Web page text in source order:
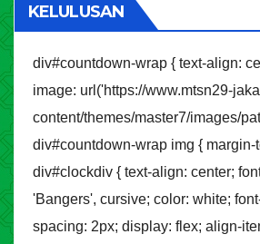
KELULUSAN
div#countdown-wrap { text-align:
image: url('https://www.mtsn29-
content/themes/master7/images/
div#countdown-wrap img { margin-
div#clockdiv { text-align: center;
'Bangers', cursive; color: white;
spacing: 2px; display: flex; align-